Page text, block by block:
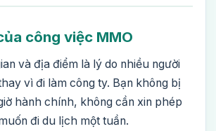
công việc MMO
và địa điểm là lý do nhiều người
vì đi làm công ty. Bạn không bị
hành chính, không cần xin phép
đi du lịch một tuần.